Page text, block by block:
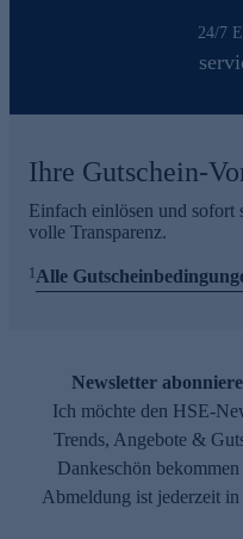
24/7
Ihre Gutschein-
Einfach einlösen und sofort
volle Transparenz.
1 Alle
Newsletter
Ich möchte den HSE-
Trends, Angebote &
Dankeschön
Abmeldung ist jederzeit